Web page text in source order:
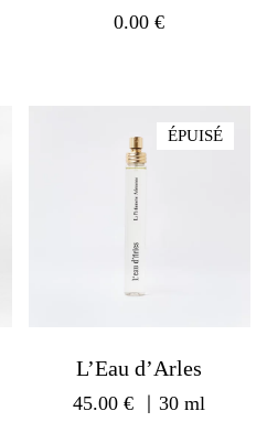
0.00€
ÉPUISÉ
L’Eau d’Arles
45.00€ ｜30 ml